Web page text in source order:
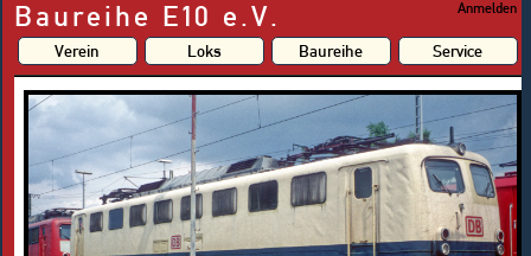
Baureihe E10 e.V. Anmelden
Verein Loks Baureihe Service